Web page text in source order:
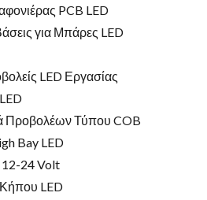
PCB LED
για Μπάρες LED
LED Εργασίας
Προβολέων Τύπου COB
Bay LED
24 Volt
LED